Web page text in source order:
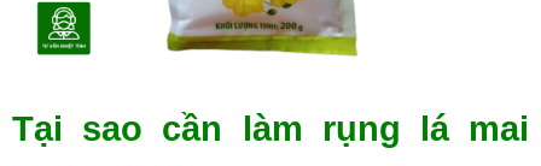
Tại sao cần làm rụng lá mai